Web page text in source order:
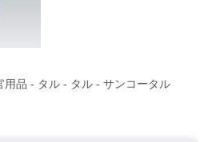
用品 - タル - タル - サンコータル